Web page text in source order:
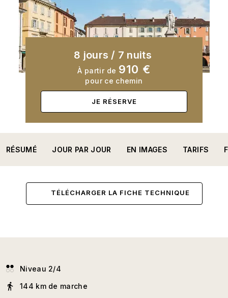
8 jours / 7 nuits
À partir de 910 €
pour ce chemin
JE RÉSERVE
RÉSUMÉ JOUR PAR JOUR EN IMAGES TARIFS
TÉLÉCHARGER LA FICHE TECHNIQUE
Niveau 2/4
144 km de marche